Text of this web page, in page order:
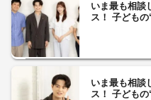
いま最も相談
ス！ 子ども
いま最も相談
ス！ 子ども